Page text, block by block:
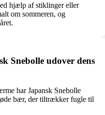
hjælp af stiklinger eller
om sommeren, og
Snebolle udover dens
har Japansk Snebolle
bær, der tiltrækker fugle til